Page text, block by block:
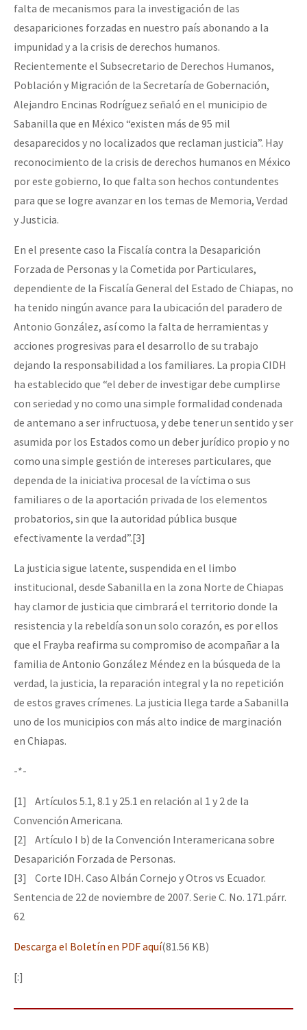
falta de mecanismos para la investigación de las
desapariciones forzadas en nuestro país abonando a la
impunidad y a la crisis de derechos humanos.
Recientemente el Subsecretario de Derechos Humanos,
Población y Migración de la Secretaría de Gobernación,
Alejandro Encinas Rodríguez señaló en el municipio de
Sabanilla que en México “existen más de 95 mil
desaparecidos y no localizados que reclaman justicia”. Hay
reconocimiento de la crisis de derechos humanos en México
por este gobierno, lo que falta son hechos contundentes
para que se logre avanzar en los temas de Memoria, Verdad
y Justicia.
En el presente caso la Fiscalía contra la Desaparición
Forzada de Personas y la Cometida por Particulares,
dependiente de la Fiscalía General del Estado de Chiapas, no
ha tenido ningún avance para la ubicación del paradero de
Antonio González, así como la falta de herramientas y
acciones progresivas para el desarrollo de su trabajo
dejando la responsabilidad a los familiares. La propia CIDH
ha establecido que “el deber de investigar debe cumplirse
con seriedad y no como una simple formalidad condenada
de antemano a ser infructuosa, y debe tener un sentido y ser
asumida por los Estados como un deber jurídico propio y no
como una simple gestión de intereses particulares, que
dependa de la iniciativa procesal de la víctima o sus
familiares o de la aportación privada de los elementos
probatorios, sin que la autoridad pública busque
efectivamente la verdad”.[3]
La justicia sigue latente, suspendida en el limbo
institucional, desde Sabanilla en la zona Norte de Chiapas
hay clamor de justicia que cimbrará el territorio donde la
resistencia y la rebeldía son un solo corazón, es por ellos
que el Frayba reafirma su compromiso de acompañar a la
familia de Antonio González Méndez en la búsqueda de la
verdad, la justicia, la reparación integral y la no repetición
de estos graves crímenes. La justicia llega tarde a Sabanilla
uno de los municipios con más alto indice de marginación
en Chiapas.
-*-
[1] Artículos 5.1, 8.1 y 25.1 en relación al 1 y 2 de la
Convención Americana.
[2] Artículo I b) de la Convención Interamericana sobre
Desaparición Forzada de Personas.
[3] Corte IDH. Caso Albán Cornejo y Otros vs Ecuador.
Sentencia de 22 de noviembre de 2007. Serie C. No. 171.párr.
62
Descarga el Boletín en PDF aquí(81.56 KB)
[:]